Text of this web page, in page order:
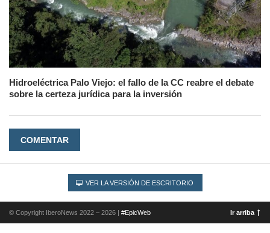
Hidroeléctrica Palo Viejo: el fallo de la CC reabre el debate
sobre la certeza jurídica para la inversión
COMENTAR
VER LA VERSIÓN DE ESCRITORIO
© Copyright IberoNews 2022 – 2026 | #EpicWeb Ir arriba